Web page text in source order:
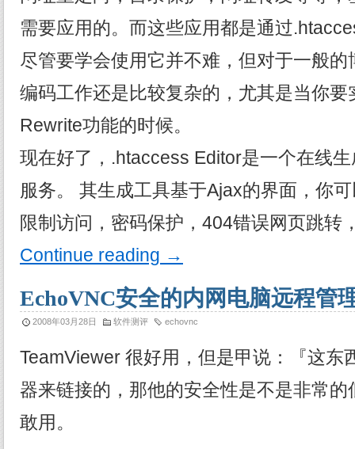
需要应用的。而这些应用都是通过
尽管要学会使用它并不难，但对于一般
编码工作还是比较复杂的，尤其是当你
Rewrite功能的时候。
现在好了，.htaccess Editor是一个在线
服务。 其生成工具基于Ajax的界面，你
限制访问，密码保护，404错误网页跳转
Continue reading →
EchoVNC安全的内网电脑远程管
2008年03月28日 软件测评 echovnc
TeamViewer 很好用，但是甲说：『这东
器来链接的，那他的安全性是不是非常
敢用。